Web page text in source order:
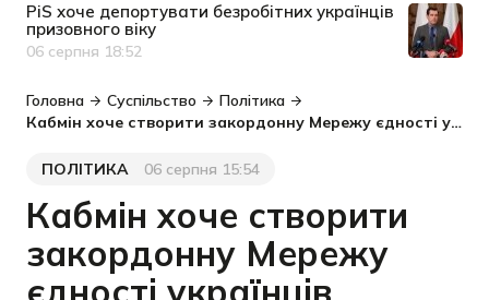
PiS хоче депортувати безробітних українців
призовного віку
Дата публікації
06 серпня 18:52
Головна Суспільство
Політика
Кабмін хоче створити закордонну Мережу єдності українців
Категорія
ПОЛІТИКА
Дата публікації06 серпня 15:54
Кабмін хоче створити
закордонну Мережу
єдності українців